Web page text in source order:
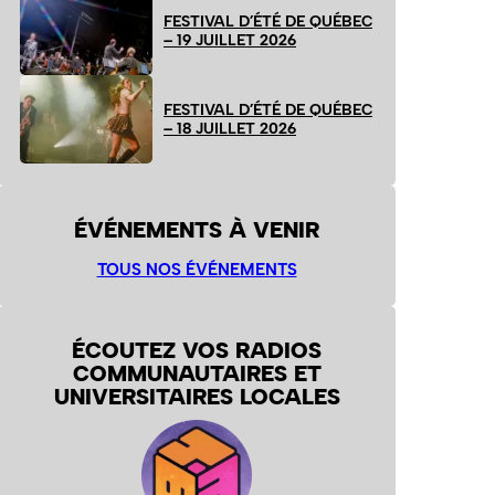
FESTIVAL D’ÉTÉ DE QUÉBEC
– 19 JUILLET 2026
FESTIVAL D’ÉTÉ DE QUÉBEC
– 18 JUILLET 2026
ÉVÉNEMENTS À VENIR
TOUS NOS ÉVÉNEMENTS
ÉCOUTEZ VOS RADIOS
COMMUNAUTAIRES ET
UNIVERSITAIRES LOCALES